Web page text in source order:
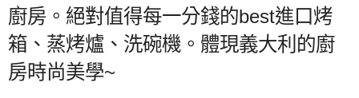
廚房。絕對值得每一分錢的best進口烤
箱、蒸烤爐、洗碗機。體現義大利的廚
房時尚美學~